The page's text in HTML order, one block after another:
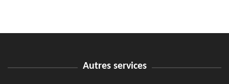
Autres services